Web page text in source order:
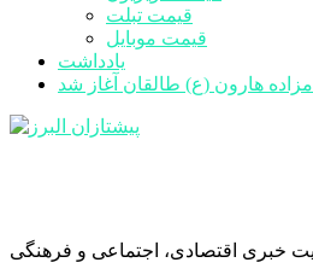
قیمت تبلت
قیمت موبایل
یادداشت
هارون (ع) طالقان آغاز شد
خبری اقتصادی، اجتماعی و فرهنگی